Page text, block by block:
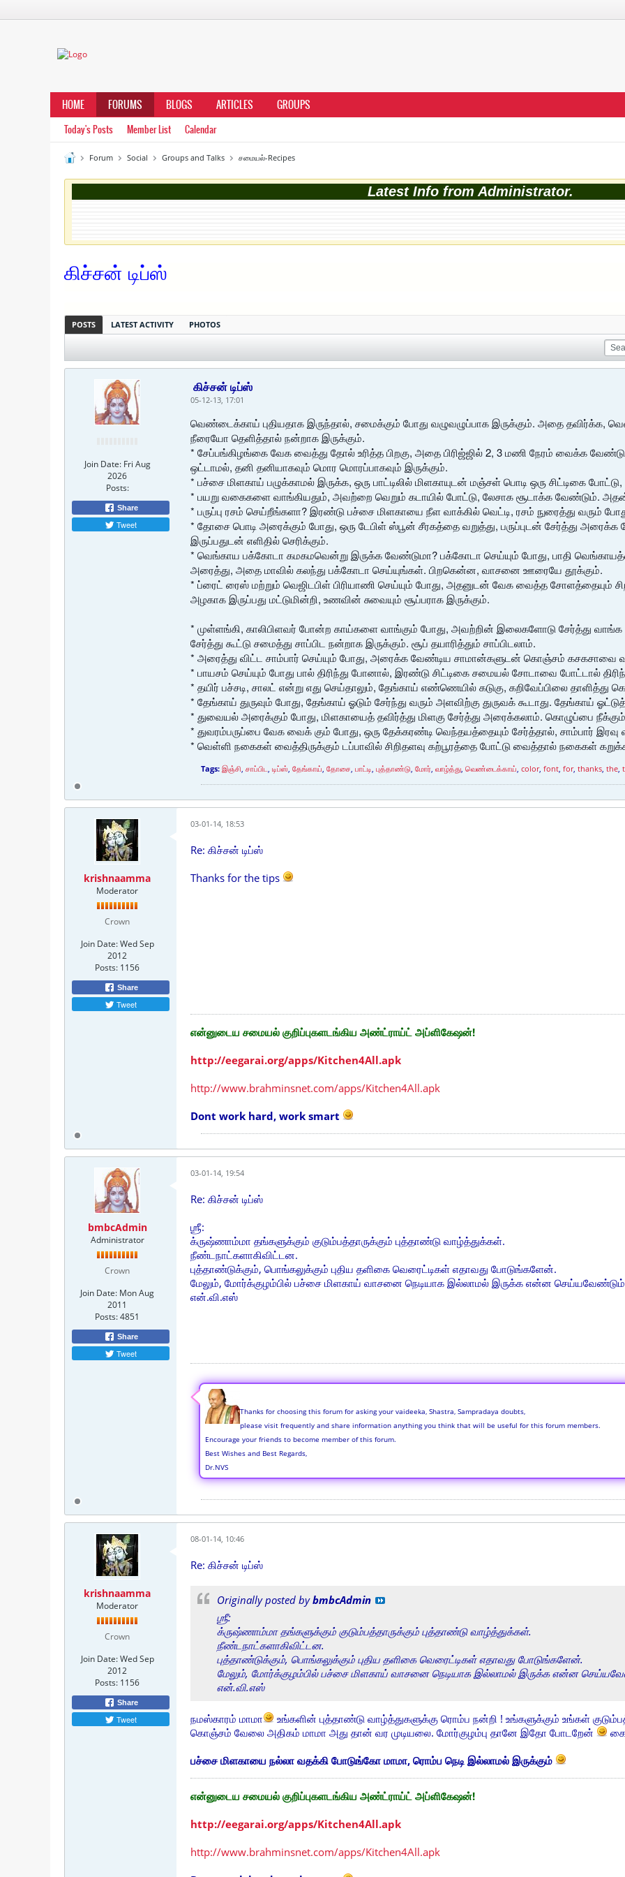
HOME FORUMS BLOGS ARTICLES GROUPS
Today's Posts Member List Calendar
Forum Social Groups and Talks சமையல்-Recipes
Latest Info from Administrator.
கிச்சன் டிப்ஸ்
POSTS LATEST ACTIVITY PHOTOS
Join Date: Fri Aug
2026
Posts:
Share
Tweet
கிச்சன் டிப்ஸ்
05-12-13, 17:01
வெண்டைக்காய் புதியதாக இருந்தால், சமைக்கும் போது வழுவழுப்பாக இருக்கும். அதை தவிர்க்க,
நீரையோ தெளித்தால் நன்றாக இருக்கும்.
* சேப்பங்கிழங்கை வேக வைத்து தோல் உரித்த பிறகு, அதை பிரிஜ்ஜில் 2, 3 மணி நேரம் வைக்க
ஒட்டாமல், தனி தனியாகவும் மொர மொரப்பாகவும் இருக்கும்.
* பச்சை மிளகாய் பழுக்காமல் இருக்க, ஒரு பாட்டிலில் மிளகாயுடன் மஞ்சள் பொடி ஒரு சிட்டிகை
* பயறு வகைகளை வாங்கியதும், அவற்றை வெறும் கடாயில் போட்டு, லேசாக சூடாக்க வேண்டும். அதன்
* பருப்பு ரசம் செய்றீங்களா? இரண்டு பச்சை மிளகாயை நீள வாக்கில் வெட்டி, ரசம் நுரைத்து வரும்
* தோசை பொடி அரைக்கும் போது, ஒரு டேபிள் ஸ்பூன் சீரகத்தை வறுத்து, பருப்புடன் சேர்த்து
இருப்பதுடன் எளிதில் செரிக்கும்.
* வெங்காய பக்கோடா கமகமவென்று இருக்க வேண்டுமா? பக்கோடா செய்யும் போது, பாதி
அரைத்து, அதை மாவில் கலந்து பக்கோடா செய்யுங்கள். பிறகென்ன, வாசனை ஊரையே தூக்கும்.
* ப்ரைட் ரைஸ் மற்றும் வெஜிடபிள் பிரியாணி செய்யும் போது, அதனுடன் வேக வைத்த சோளத்தையும்
அழகாக இருப்பது மட்டுமின்றி, உணவின் சுவையும் சூப்பராக இருக்கும்.
* முள்ளங்கி, காலிபிளவர் போன்ற காய்களை வாங்கும் போது, அவற்றின் இலைகளோடு சேர்த்து வாங்க
சேர்த்து கூட்டு சமைத்து சாப்பிட நன்றாக இருக்கும். சூப் தயாரித்தும் சாப்பிடலாம்.
* அரைத்து விட்ட சாம்பார் செய்யும் போது, அரைக்க வேண்டிய சாமான்களுடன் கொஞ்சம் கசகசாவை
* பாயசம் செய்யும் போது பால் திரிந்து போனால், இரண்டு சிட்டிகை சமையல் சோடாவை போட்டால்
* தயிர் பச்சடி, சாலட் என்று எது செய்தாலும், தேங்காய் எண்ணெயில் கடுகு, கறிவேப்பிலை
* தேங்காய் துருவும் போது, தேங்காய் ஓடும் சேர்ந்து வரும் அளவிற்கு துருவக் கூடாது. தேங்காய்
* துவையல் அரைக்கும் போது, மிளகாயைத் தவிர்த்து மிளகு சேர்த்து அரைக்கலாம். கொழுப்பை
* துவரம்பருப்பை வேக வைக் கும் போது, ஒரு தேக்கரண்டி வெந்தயத்தையும் சேர்த்தால், சாம்பார்
* வெள்ளி நகைகள் வைத்திருக்கும் டப்பாவில் சிறிதளவு கற்பூரத்தை போட்டு வைத்தால் நகைகள்
Tags: இஞ்சி, சாப்பிட, டிப்ஸ், தேங்காய், தோசை, பாட்டி, புத்தாண்டு, மோர், வாழ்த்து, வெண்டைக்காய், color, font, for, thanks, the,
krishnaamma
Moderator
Crown
Join Date: Wed Sep
2012
Posts: 1156
Share
Tweet
03-01-14, 18:53
Re: கிச்சன் டிப்ஸ்
Thanks for the tips
என்னுடைய சமையல் குறிப்புகளடங்கிய அண்ட்ராய்ட் அப்ளிகேஷன்!
http://eegarai.org/apps/Kitchen4All.apk
http://www.brahminsnet.com/apps/Kitchen4All.apk
Dont work hard, work smart
bmbcAdmin
Administrator
Crown
Join Date: Mon Aug
2011
Posts:4851
Share
Tweet
03-01-14, 19:54
Re: கிச்சன் டிப்ஸ்
ஶ்ரீ:
க்ருஷ்ணாம்மா தங்களுக்கும் குடும்பத்தாருக்கும் புத்தாண்டு வாழ்த்துக்கள்.
நீண்டநாட்களாகிவிட்டன.
புத்தாண்டுக்கும், பொங்கலுக்கும் புதிய தளிகை வெரைட்டிகள் எதாவது போடுங்களேன்.
மேலும், மோர்க்குழம்பில் பச்சை மிளகாய் வாசனை நெடியாக இல்லாமல் இருக்க என்ன
என்.வி.எஸ்
Thanks for choosing this forum for asking your vaideeka, Shastra, Sampradaya doubts,
please visit frequently and share information anything you think that will be useful for this forum members.
Encourage your friends to become member of this forum.
Best Wishes and Best Regards,
Dr.NVS
krishnaamma
Moderator
Crown
Join Date: Wed Sep
2012
Posts: 1156
Share
Tweet
08-01-14, 10:46
Re: கிச்சன் டிப்ஸ்
Originally posted bybmbcAdmin
ஶ்ரீ:
க்ருஷ்ணாம்மா தங்களுக்கும் குடும்பத்தாருக்கும் புத்தாண்டு வாழ்த்துக்கள்.
நீண்டநாட்களாகிவிட்டன.
புத்தாண்டுக்கும், பொங்கலுக்கும் புதிய தளிகை வெரைட்டிகள் எதாவது போடுங்களேன்.
மேலும், மோர்க்குழம்பில் பச்சை மிளகாய் வாசனை நெடியாக இல்லாமல் இருக்க என்ன
என்.வி.எஸ்
நமஸ்காரம் மாமா
உங்களின் புத்தாண்டு வாழ்த்துகளுக்கு ரொம்ப நன்றி ! உங்களுக்கும் உங்கள்
கொஞ்சம் வேலை அதிகம் மாமா அது தான் வர முடியலை. மோர்குழம்பு தானே இதோ போடறேன்
பச்சை மிளகாயை நல்லா வதக்கி போடுங்கோ மாமா, ரொம்ப நெடி இல்லாமல் இருக்கும்
என்னுடைய சமையல் குறிப்புகளடங்கிய அண்ட்ராய்ட் அப்ளிகேஷன்!
http://eegarai.org/apps/Kitchen4All.apk
http://www.brahminsnet.com/apps/Kitchen4All.apk